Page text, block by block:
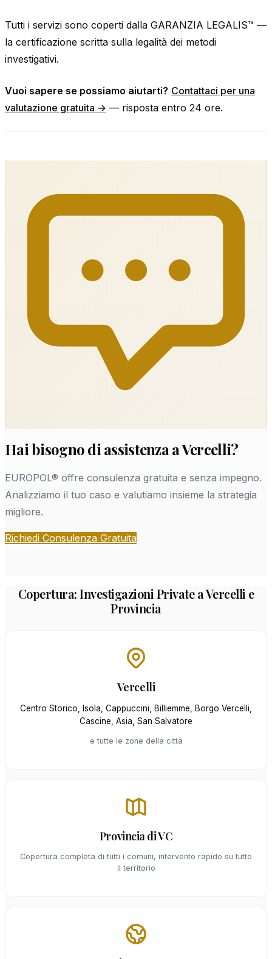
Tutti i servizi sono coperti dalla GARANZIA LEGALIS™ —
la certificazione scritta sulla legalità dei metodi
investigativi.
Vuoi sapere se possiamo aiutarti? Contattaci per una
valutazione gratuita → — risposta entro 24 ore.
Hai bisogno di assistenza a Vercelli?
EUROPOL® offre consulenza gratuita e senza impegno.
Analizziamo il tuo caso e valutiamo insieme la strategia
migliore.
Richiedi Consulenza Gratuita
Copertura: Investigazioni Private a Vercelli e
Provincia
Vercelli
Centro Storico, Isola, Cappuccini, Billiemme, Borgo Vercelli,
Cascine, Asia, San Salvatore
e tutte le zone della città
Provincia di VC
Copertura completa di tutti i comuni, intervento rapido su tutto
il territorio